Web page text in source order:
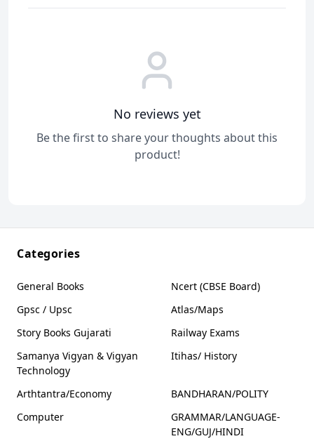
No reviews yet
Be the first to share your thoughts about this
product!
Categories
General Books
Ncert (CBSE Board)
Gpsc / Upsc
Atlas/Maps
Story Books Gujarati
Railway Exams
Samanya Vigyan & Vigyan
Technology
Itihas/ History
Arthtantra/Economy
BANDHARAN/POLITY
Computer
GRAMMAR/LANGUAGE-
ENG/GUJ/HINDI